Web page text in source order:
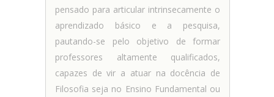
pensado para articular intrinsecamente o
aprendizado básico e a pesquisa,
pautando-se pelo objetivo de formar
professores altamente qualificados,
capazes de vir a atuar na docência de
Filosofia seja no Ensino Fundamental ou